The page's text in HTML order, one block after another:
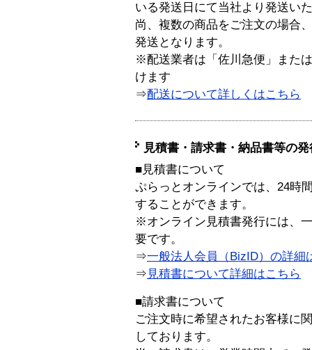
いる発送日にて当社より発送い
尚、複数の商品をご注文の場合
発送となります。
※配送業者は「佐川急便」また
けます
⇒配送について詳しくはこちら
見積書・請求書・納品書等の
■見積書について
ぷらっとオンラインでは、24時
することができます。
※オンライン見積書発行には、
要です。
⇒一般法人会員（BizID）の詳細
⇒ 見積書について詳細はこちら
■請求書について
ご注文時に希望されたお客様に
しております。